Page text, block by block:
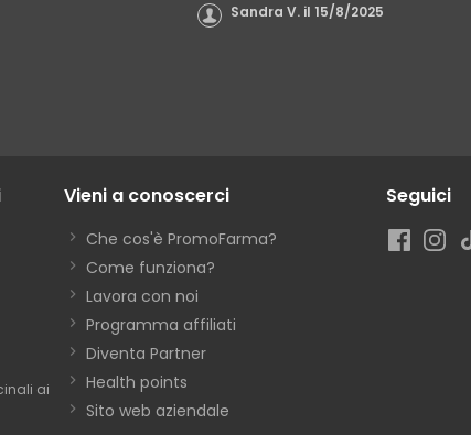
Sandra V. il 15/8/2025
ai
Vieni a conoscerci
Che cos'è PromoFarma?
Come funziona?
Lavora con noi
Programma affiliati
Diventa Partner
Health points
Sito web aziendale
Seguici